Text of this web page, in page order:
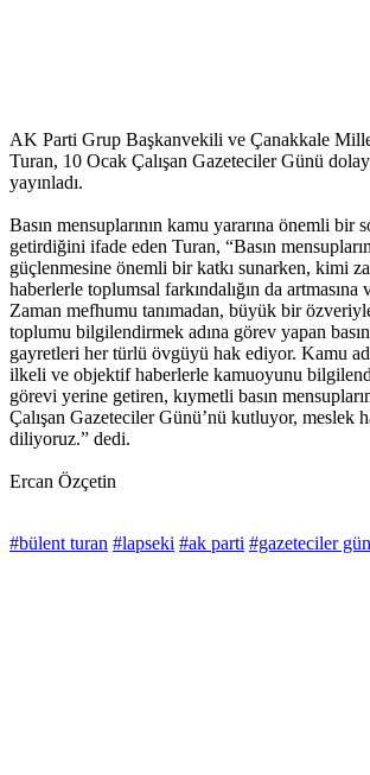
AK Parti Grup Başkanvekili ve Çanakkale
Turan, 10 Ocak Çalışan Gazeteciler Günü
yayınladı.
Basın mensuplarının kamu yararına önemli bir
getirdiğini ifade eden Turan, “Basın
güçlenmesine önemli bir katkı sunarken, kimi
haberlerle toplumsal farkındalığın da artmasına
Zaman mefhumu tanımadan, büyük bir
toplumu bilgilendirmek adına görev yapan basın
gayretleri her türlü övgüyü hak ediyor. Kamu
ilkeli ve objektif haberlerle kamuoyunu
görevi yerine getiren, kıymetli basın
Çalışan Gazeteciler Günü’nü kutluyor, meslek
diliyoruz.” dedi.
Ercan Özçetin
#bülent turan #lapseki #ak parti #gazeteciler